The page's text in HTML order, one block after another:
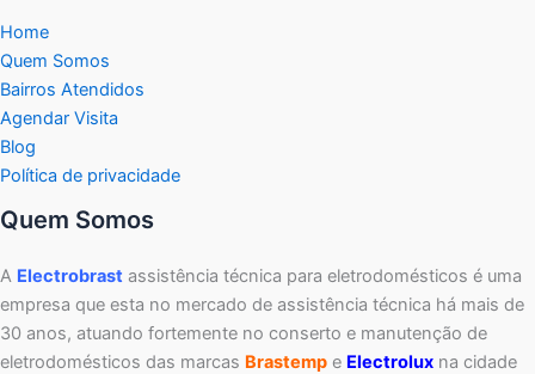
Home
Quem Somos
Bairros Atendidos
Agendar Visita
Blog
Política de privacidade
Quem Somos
A Electrobrast assistência técnica para eletrodomésticos é uma
empresa que esta no mercado de assistência técnica há mais de
30 anos, atuando fortemente no conserto e manutenção de
eletrodomésticos das marcas Brastemp e Electrolux na cidade